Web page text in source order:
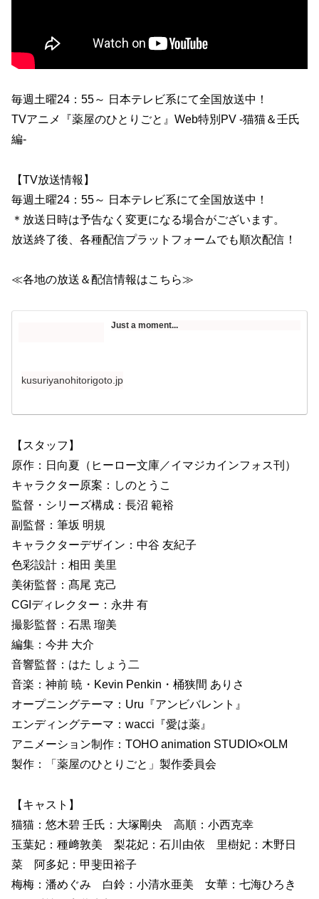
毎週土曜24：55～ 日本テレビ系にて全国放送中！
TVアニメ『薬屋のひとりごと』Web特別PV ‐猫猫＆壬氏
編-
【TV放送情報】
毎週土曜24：55～ 日本テレビ系にて全国放送中！
＊放送日時は予告なく変更になる場合がございます。
放送終了後、各種配信プラットフォームでも順次配信！
≪各地の放送＆配信情報はこちら≫
Just a moment...
kusuriyanohitorigoto.jp
【スタッフ】
原作：日向夏（ヒーロー文庫／イマジカインフォス刊）
キャラクター原案：しのとうこ
監督・シリーズ構成：長沼 範裕
副監督：筆坂 明規
キャラクターデザイン：中谷 友紀子
色彩設計：相田 美里
美術監督：髙尾 克己
CGIディレクター：永井 有
撮影監督：石黒 瑠美
編集：今井 大介
音響監督：はた しょう二
音楽：神前 暁・Kevin Penkin・桶狭間 ありさ
オープニングテーマ：Uru『アンビバレント』
エンディングテーマ：wacci『愛は薬』
アニメーション制作：TOHO animation STUDIO×OLM
製作：「薬屋のひとりごと」製作委員会
【キャスト】
猫猫：悠木碧 壬氏：大塚剛央 高順：小西克幸
玉葉妃：種﨑敦美 梨花妃：石川由依 里樹妃：木野日
菜 阿多妃：甲斐田裕子
梅梅：潘めぐみ 白鈴：小清水亜美 女華：七海ひろき